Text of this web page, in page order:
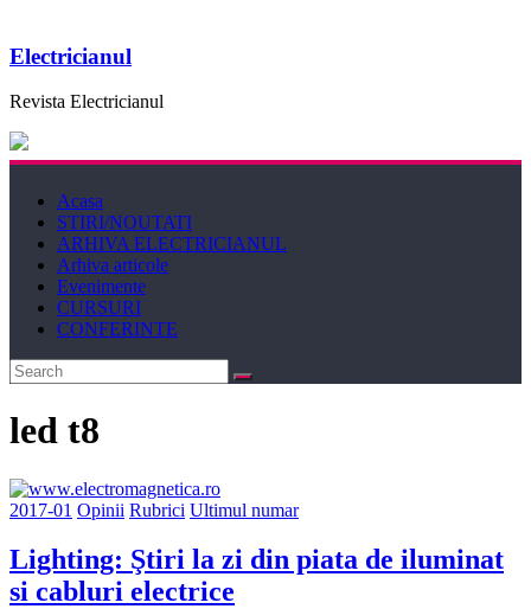
Electricianul
Revista Electricianul
Acasa
STIRI/NOUTATI
ARHIVA ELECTRICIANUL
Arhiva articole
Evenimente
CURSURI
CONFERINTE
led t8
2017-01 Opinii Rubrici Ultimul numar
Lighting: Ştiri la zi din piata de iluminat
si cabluri electrice